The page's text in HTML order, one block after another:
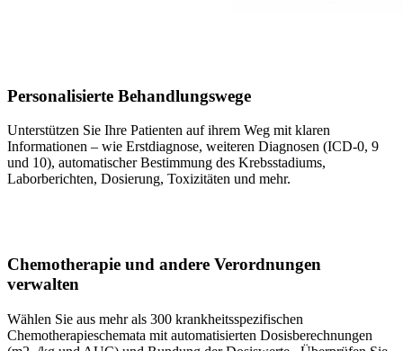
Personalisierte Behandlungswege
Unterstützen Sie Ihre Patienten auf ihrem Weg mit klaren
Informationen – wie Erstdiagnose, weiteren Diagnosen (ICD-0, 9
und 10), automatischer Bestimmung des Krebsstadiums,
Laborberichten, Dosierung, Toxizitäten und mehr.
Chemotherapie und andere Verordnungen
verwalten
Wählen Sie aus mehr als 300 krankheitsspezifischen
Chemotherapieschemata mit automatisierten Dosisberechnungen